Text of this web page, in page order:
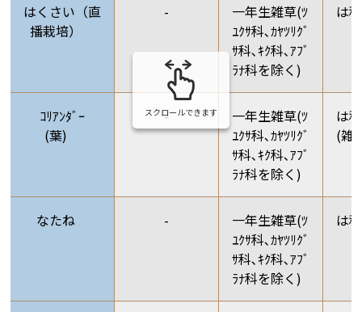
はくさい（直
播栽培）
-
一年生雑草(ﾂ
ﾕｸｻ科､ｶﾔﾂﾘｸﾞ
ｻ科､ｷｸ科､ｱﾌﾞ
ﾗﾅ科を除く)
は
ｺﾘｱﾝﾀﾞｰ
(葉)
-
一年生雑草(ﾂ
ﾕｸｻ科､ｶﾔﾂﾘｸﾞ
ｻ科､ｷｸ科､ｱﾌﾞ
ﾗﾅ科を除く)
は
(雑
なたね -
一年生雑草(ﾂ
ﾕｸｻ科､ｶﾔﾂﾘｸﾞ
ｻ科､ｷｸ科､ｱﾌﾞ
ﾗﾅ科を除く)
は
スクロールできます